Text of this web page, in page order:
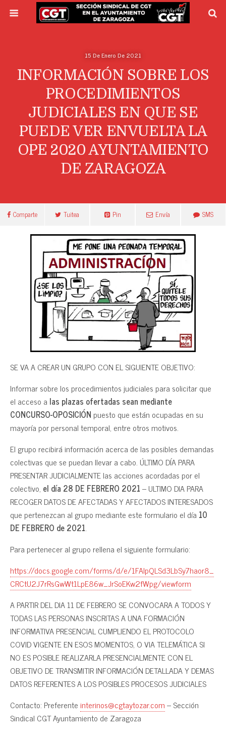
15 De Enero De 2021
INFORMACIÓN SOBRE LOS
PROCEDIMIENTOS
JUDICIALES EN QUE SE
PUEDE VER ENVUELTA LA
OPE 2020 AYUNTAMIENTO
DE ZARAGOZA
Comparte Tuitea Pin Envía SMS
SE VA A CREAR UN GRUPO CON EL SIGUIENTE OBJETIVO:
Informar sobre los procedimientos judiciales para solicitar que
el acceso a las plazas ofertadas sean mediante
CONCURSO-OPOSICIÓN puesto que están ocupadas en su
mayoría por personal temporal, entre otros motivos.
El grupo recibirá información acerca de las posibles demandas
colectivas que se puedan llevar a cabo. ÚLTIMO DÍA PARA
PRESENTAR JUDICIALMENTE las acciones acordadas por el
colectivo, el día 28 DE FEBRERO 2021– ULTIMO DIA PARA
RECOGER DATOS DE AFECTADAS Y AFECTADOS INTERESADOS
que pertenezcan al grupo mediante este formulario el día 10
DE FEBRERO de 2021.
Para pertenecer al grupo rellena el siguiente formulario:
https://docs.google.com/forms/d/e/1FAIpQLSd3LbSy7haor8_
CRCtU2J7rRsGwWt1LpE86w_JrSoEKw2fWpg/viewform
A PARTIR DEL DIA 11 DE FEBRERO SE CONVOCARA A TODOS Y
TODAS LAS PERSONAS INSCRITAS A UNA FORMACIÓN
INFORMATIVA PRESENCIAL CUMPLIENDO EL PROTOCOLO
COVID VIGENTE EN ESOS MOMENTOS, O VIA TELEMÁTICA SI
NO ES POSIBLE REALIZARLA PRESENCIALMENTE CON EL
OBJETIVO DE TRANSMITIR INFORMACIÓN DETALLADA Y DEMAS
DATOS REFERENTES A LOS POSIBLES PROCESOS JUDICIALES
Contacto: Preferente interinos@cgtaytozar.com– Sección
Sindical CGT Ayuntamiento de Zaragoza